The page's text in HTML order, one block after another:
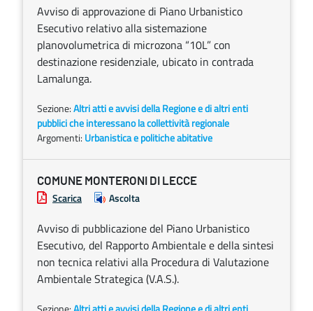
Avviso di approvazione di Piano Urbanistico
Esecutivo relativo alla sistemazione
planovolumetrica di microzona “10L” con
destinazione residenziale, ubicato in contrada
Lamalunga.
Sezione:Altri atti e avvisi della Regione e di altri enti
pubblici che interessano la collettività regionale
Argomenti: Urbanistica e politiche abitative
COMUNE MONTERONI DI LECCE
Scarica Ascolta
Avviso di pubblicazione del Piano Urbanistico
Esecutivo, del Rapporto Ambientale e della sintesi
non tecnica relativi alla Procedura di Valutazione
Ambientale Strategica (V.A.S.).